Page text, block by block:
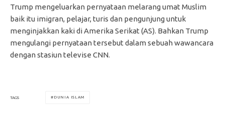
Trump mengeluarkan pernyataan melarang umat Muslim
baik itu imigran, pelajar, turis dan pengunjung untuk
menginjakkan kaki di Amerika Serikat (AS). Bahkan Trump
mengulangi pernyataan tersebut dalam sebuah wawancara
dengan stasiun televise CNN.
TAGS DUNIA ISLAM